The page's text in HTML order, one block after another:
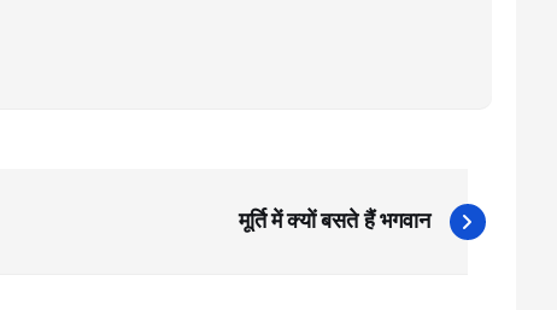
मूर्ति में क्यों बसते हैं भगवान